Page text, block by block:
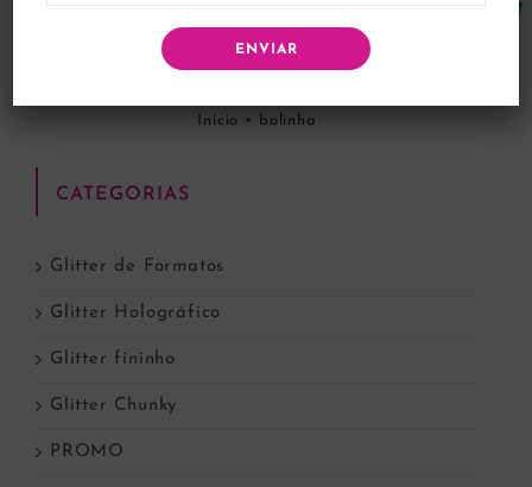
Início • bolinha
CATEGORIAS
Glitter de Formatos
Glitter Holográfico
Glitter fininho
Glitter Chunky
PROMO
ENVIAR